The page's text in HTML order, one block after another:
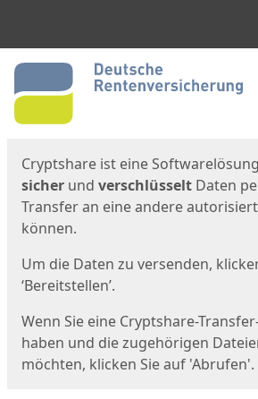
Start
Cryptshare ist eine
sicher und verschlüsselt Daten
Transfer an eine andere
können.
Um die Daten zu versenden,
‘Bereitstellen’.
Wenn Sie eine Cryptshare-
haben und die zugehörigen
möchten, klicken Sie auf 'Abrufen'.